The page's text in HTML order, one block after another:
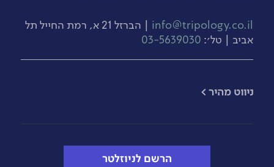
info@tripology.co.il
| הברזל 21 א, רמת החייל תל
אביב | טל׳: 03-5639030
​ניווט מהיר >
הרשם לניוזלטר